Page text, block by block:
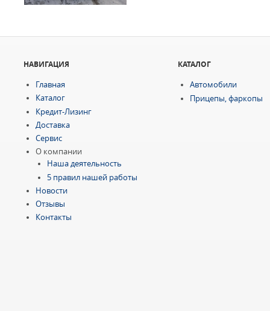
НАВИГАЦИЯ
Главная
Каталог
Кредит-Лизинг
Доставка
Сервис
О компании
Наша деятельность
5 правил нашей работы
Новости
Отзывы
Контакты
КАТАЛОГ
Автомобили
Прицепы, фаркопы